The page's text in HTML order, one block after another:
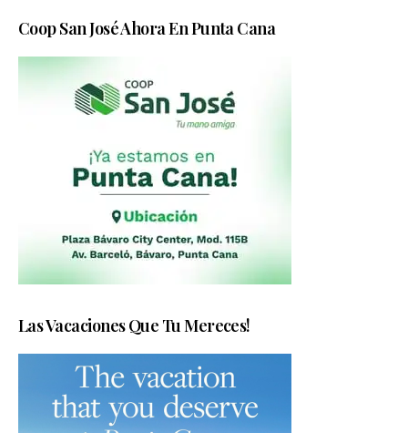
Coop San José Ahora En Punta Cana
Las Vacaciones Que Tu Mereces!